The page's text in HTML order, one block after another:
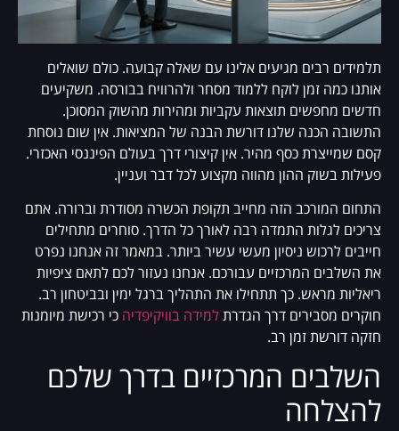
תלמידים רבים מגיעים אלינו עם שאלה קבועה. כולם שואלים
אותנו כמה זמן לוקח ללמוד מסחר ולהרוויח בבורסה. משקיעים
חדשים מחפשים תוצאות עקביות ומהירות מהשוק המסוכן.
התשובה הכנה שלנו דורשת הבנה של המציאות. אין שום נוסחת
קסם שמייצרת כסף מהיר. אין קיצורי דרך בעולם הפיננסי האכזרי.
פעילות בשוק ההון מהווה מקצוע לכל דבר ועניין.
התחום המורכב הזה מחייב תקופת הכשרה מסודרת וברורה. אתם
צריכים לגלות התמדה רבה לאורך כל הדרך. סוחרים מתחילים
חייבים לרכוש ניסיון מעשי עשיר ביותר. במאמר זה אנחנו נפרט
את השלבים המרכזיים עבורכם. אנחנו נעזור לכם לתאם ציפיות
ריאליות מראש. כך תתחילו את התהליך ברגל ימין ובביטחון רב.
חוקרים מסבירים דרך הגדרתלמידה בוויקיפדיה כי רכישת מיומנות
חזקה דורשת זמן רב.
השלבים המרכזיים בדרך שלכם
להצלחה